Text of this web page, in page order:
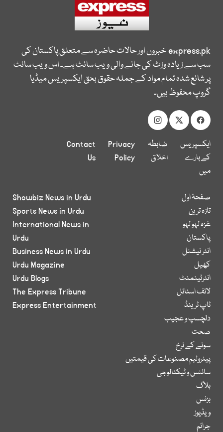
express.pkخبروں اور حالات حاضرہ سے متعلق پاکستان کی
سب سے زیادہ وزٹ کی جانے والی ویب سائٹ ہے۔ اس ویب سائٹ
پر شائع شدہ تمام مواد کے جملہ حقوق بحق ایکسپریس میڈیا
گروپ محفوظ ہیں۔
ایکسپریس
کے بارے
میں
ضابطہ
اخلاق
Privacy
Policy
Contact
Us
صفحۂ اول
تازہ ترین
غزہ لہو لہو
پاکستان
انٹر نیشنل
کھیل
انٹرٹینمنٹ
لائف اسٹائل
ٹاپ ٹرینڈ
دلچسپ و عجیب
صحت
سونے کے نرخ
پیٹرولیم مصنوعات کی قیمتیں
سائنس و ٹیکنالوجی
بلاگ
بزنس
ویڈیوز
جرائم
Showbiz News in Urdu
Sports News in Urdu
International News in
Urdu
Business News in Urdu
Urdu Magazine
Urdu Blogs
The Express Tribune
Express Entertainment